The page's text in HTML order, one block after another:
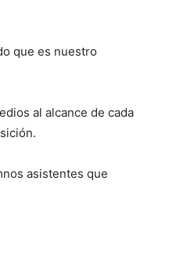
que es nuestro
al alcance de cada
asistentes que